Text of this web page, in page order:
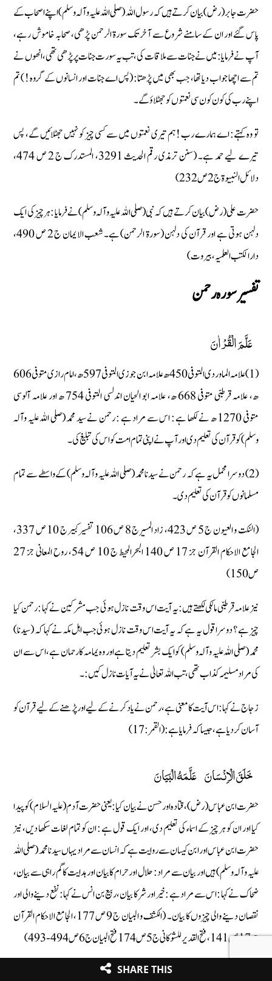
حضرت جابر (رض) بیان کرتے ہیں کہ رسول اللہ (صلی اللہ علیہ وآلہ وسلم) اپنے اصحاب کے
پاس گئے اور ان کے سامنے شروع سے آخر تک سورة الرحمن پڑھی، صحابہ خاموش رہے،
آپ نے فرمایا : میں نے جنات سے ملاقات کی، تب یہ سورت جنات پر پڑھی تھی، انھوں نے
تم سے اچھا جواب دیا تھا، جب بھی میں پڑھتا : (پس اے جنات اور انسانوں کے گروہ ! ) تم
اپنے رب کی کون کون سی نعمتوں کو جھٹلاؤ گے۔
تو وہ کہتے: اے ہمارے رب ! ہم تیری نعمتوں میں سے کسی چیز کو نہیں جھٹلائیں گے، پس
تیرے لیے حمد ہے۔ (سنن ترمذی رقم الحدیث 3291، المستدرک ج 2 ص 474،
دلائل النبیوۃ ج 2 ص 232 )
حضرت علی (رض) بیان کرتے ہیں کہ نبی (صلی اللہ علیہ وآلہ وسلم) نے فرمایا : ہر چیز کی ایک
دلہن ہوتی ہے اور قرآن کی دلہن (سورة الرحمن) ہے۔ شعب الایمان ج 2 ص 490،
دارالکتب العلمیہ، بیروت)
تفسير سوره رحمن
عَلَّمَ الْقُرْاٰنَ
(1) علامہ الماوردی المتوفی 450 ھ علامہ ابن جوزی المتوفی 597 ھ، امام رازی متوفی 606
ھ، علامہ قرطبی متوفی 668 ھ، علامہ ابو الحیان اندلسی المتوفی 754 ھ اور علامہ آلوسی
متوفی 1270 ھ نے لکھا ہے : اس سے مراد ہے : رحمن نے سید محمد (صلی اللہ علیہ وآلہ
وسلم) کو قرآن کی تعلیم دی اور آپ نے اپنی تمام امت کو اس کی تبلیغ کی۔
(2) دوسرا محمل یہ ہے کہ رحمن نے سیدنا محمد (صلی اللہ علیہ وآلہ وسلم) کے واسطے سے تمام
مسلمانوں کو قرآن کی تعلیم دی۔
(النکت و العیون ج 5 ص 423، زاد المسیرج 8 ص 106 تفسیر کبیرج 10 ص 337،
الجامع الاحکام القرآن جز 17 ص 140 البحرالمحیط ج 10 ص 54، روح المعانی جز 27
ص 150)
نیز علامہ قرطبی مالکی لکھتے ہیں: یہ آیت اس وقت نازل ہوئی جب مشرکین نے کہا : رحمن کیا
چیز ہے ؟ دوسرا قول یہ ہے کہ یہ آیت اس وقت نازل ہوئی جب اہل مکہ نے کہا کہ (سیدنا)
محمد (صلی اللہ علیہ وآلہ وسلم) کو ایک بشر تعلیم دیتا ہے اور وہ یمامہ کا رحمان ہے، اس سے ان
کی مراد مسلیمہ کذاب تھی، تب اللہ تعالیٰ نے یہ آیات نازل کیں :۔
زجاج نے کہا : اس آیت کا معنی ہے، رحمن نے یاد کرنے کے لیے اور پڑھنے کے لیے قرآن کو
آسان کردیا ہے، جیسا کہ فرمایا ہے : (القمر :17)
خَلَقَ الْاِنْسَانَ عَلَّمَهُ الْبَيَانَ
حضرت ابن عباس (رض) ، قتادہ اور حسن نے بیان کیا : یعنی حضرت آدم (علیہ السلام) کو پیدا
کیا اور ان کو ہر چیز کے اسماء کی تعلیم دی، اور ایک قول ہے : ان کو تمام لغات سکھا دیں، نیز
حضرت ابن عباس اور ابن کیسان سے روایت ہے کہ انسان سے مراد یہاں سیدنا محمد (صلی اللہ
علیہ وآلہ وسلم) ہیں اور بیان سے مراد : حلال اور حرام کا بیان اور ہدایت کا گم راہی سے بیان،
ضحاک نے کہا : اس سے مراد ہے : خیر اور شر کا بیان، ربیع بن انس نے کہا : نفع دینے والی اور
نقصان دینے والی چیزوں کا بیان۔ (الکشف و البیان ج 9 ص 177، الجامع الاحکام القرآن
جز 17 ص 141، فتح القدیر للشوکانی ج 5 ص 174 فتح البیان ج 6 ص 494-493)
SHARE THIS